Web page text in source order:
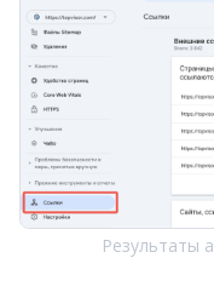
Результаты